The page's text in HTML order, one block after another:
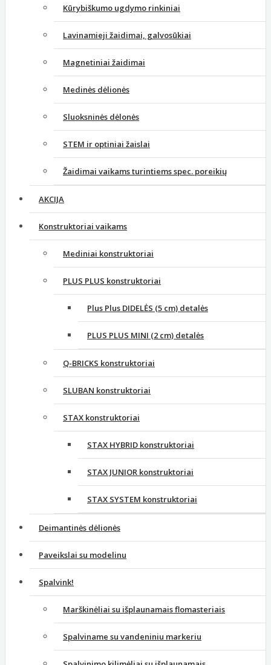
Kūrybiškumo ugdymo rinkiniai
Lavinamieji žaidimai, galvosūkiai
Magnetiniai žaidimai
Medinės dėlionės
Sluoksninės dėlonės
STEM ir optiniai žaislai
Žaidimai vaikams turintiems spec. poreikių
AKCIJA
Konstruktoriai vaikams
Mediniai konstruktoriai
PLUS PLUS konstruktoriai
Plus Plus DIDELĖS (5 cm) detalės
PLUS PLUS MINI (2 cm) detalės
Q-BRICKS konstruktoriai
SLUBAN konstruktoriai
STAX konstruktoriai
STAX HYBRID konstruktoriai
STAX JUNIOR konstruktoriai
STAX SYSTEM konstruktoriai
Deimantinės dėlionės
Paveikslai su modelinu
Spalvink!
Marškinėliai su išplaunamais flomasteriais
Spalviname su vandeniniu markeriu